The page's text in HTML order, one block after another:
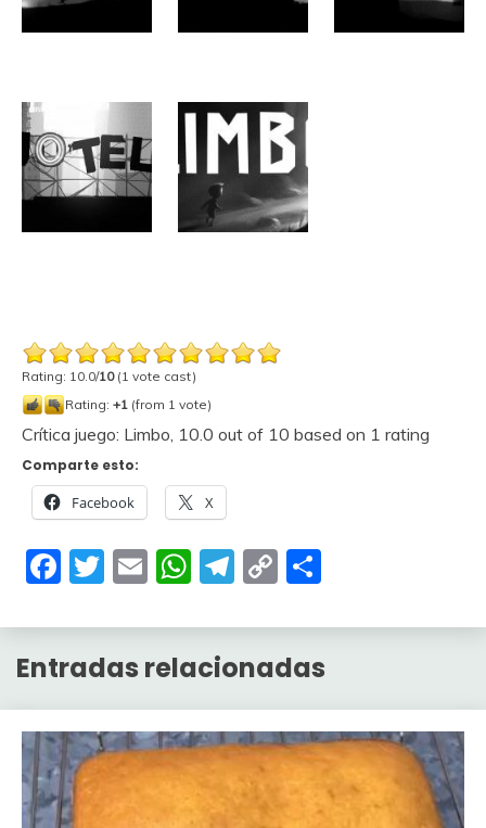
Rating: 10.0/10(1 vote cast)
Rating: +1 (from 1 vote)
Crítica juego: Limbo, 10.0 out of 10 based on 1 rating
Comparte esto:
Facebook X
Facebook
Twitter
EmailWhatsApp
Telegram
Copy
Entradas relacionadas